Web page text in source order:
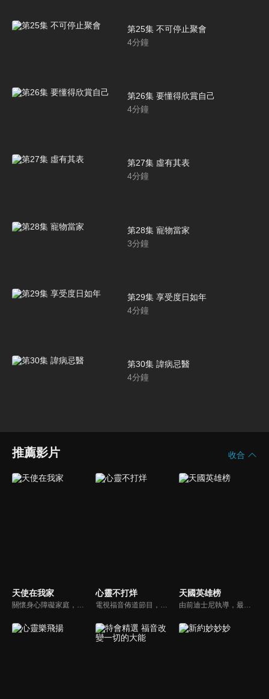
第25集 不可停止聚會
4分鐘
第26集 要懂得欣賞自己
4分鐘
第27集 虛有其表
4分鐘
第28集 寵物當家
3分鐘
第29集 享受度日如年
4分鐘
第30集 諱病忌醫
4分鐘
推薦影片 收合
天使在我家 心靈不打烊 天國英雄榜